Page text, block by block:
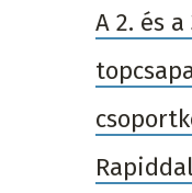
A 2. és